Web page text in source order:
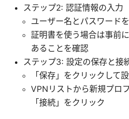
ステップ2: 認証情報の入力
ユーザー名とパスワード
証明書を使う場合は事前
あることを確認
ステップ3: 設定の保存と接
「保存」をクリックして
VPNリストから新規プロ
「接続」をクリック